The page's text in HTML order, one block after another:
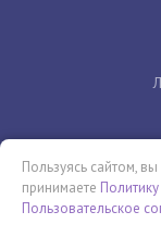
Пользуясь сайтом,
принимаете
Пользовательское